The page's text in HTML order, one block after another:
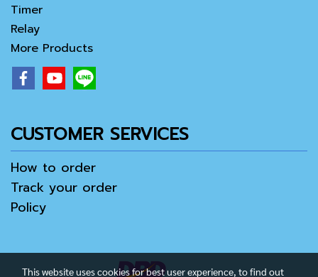
Timer
Relay
More Products
CUSTOMER SERVICES
How to order
Track your order
Policy
This website uses cookies for best user experience, to find out